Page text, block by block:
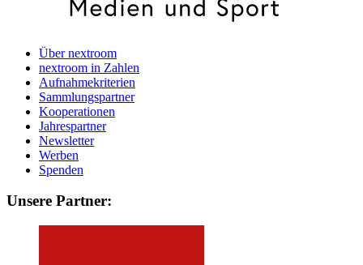
Über nextroom
nextroom in Zahlen
Aufnahmekriterien
Sammlungspartner
Kooperationen
Jahrespartner
Newsletter
Werben
Spenden
Unsere Partner: